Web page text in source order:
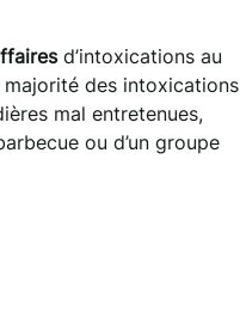
d’intoxications au
des intoxications
mal entretenues,
ou d’un groupe